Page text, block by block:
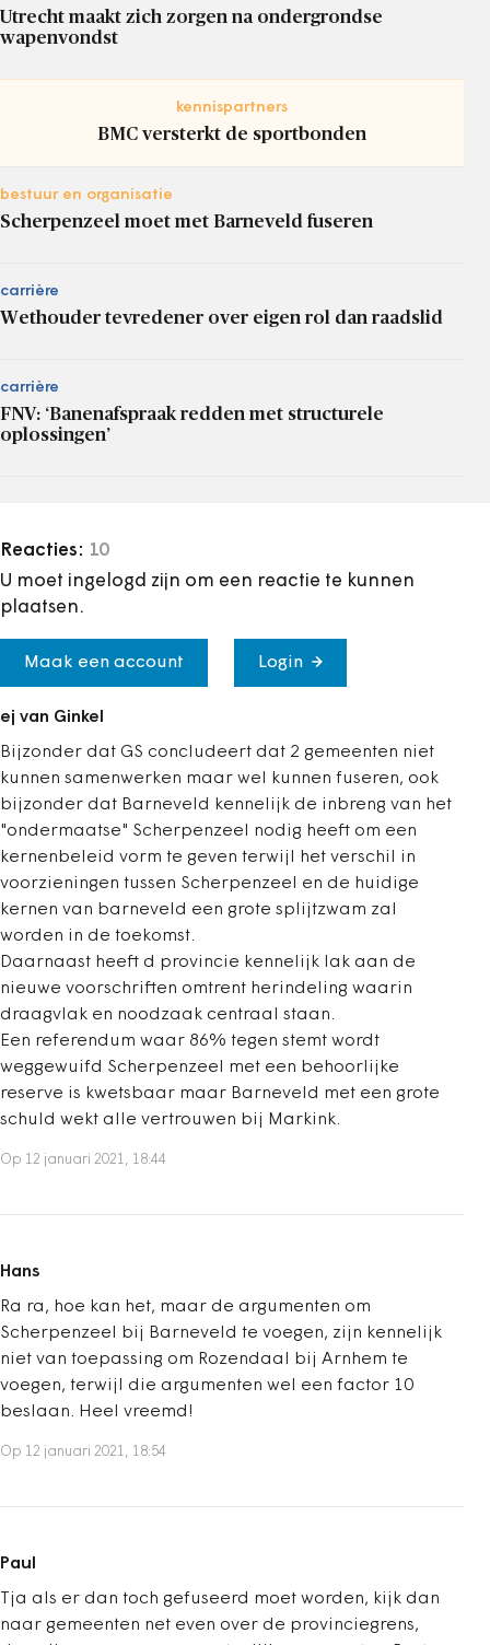
Utrecht maakt zich zorgen na ondergrondse
wapenvondst
kennispartners
BMC versterkt de sportbonden
bestuur en organisatie
Scherpenzeel moet met Barneveld fuseren
carrière
Wethouder tevredener over eigen rol dan raadslid
carrière
FNV: ‘Banenafspraak redden met structurele
oplossingen’
Reacties: 10
U moet ingelogd zijn om een reactie te kunnen
plaatsen.
Maak een account Login
ej van Ginkel
Bijzonder dat GS concludeert dat 2 gemeenten niet
kunnen samenwerken maar wel kunnen fuseren, ook
bijzonder dat Barneveld kennelijk de inbreng van het
"ondermaatse" Scherpenzeel nodig heeft om een
kernenbeleid vorm te geven terwijl het verschil in
voorzieningen tussen Scherpenzeel en de huidige
kernen van barneveld een grote splijtzwam zal
worden in de toekomst.
Daarnaast heeft d provincie kennelijk lak aan de
nieuwe voorschriften omtrent herindeling waarin
draagvlak en noodzaak centraal staan.
Een referendum waar 86% tegen stemt wordt
weggewuifd Scherpenzeel met een behoorlijke
reserve is kwetsbaar maar Barneveld met een grote
schuld wekt alle vertrouwen bij Markink.
Op 12 januari 2021, 18:44
Hans
Ra ra, hoe kan het, maar de argumenten om
Scherpenzeel bij Barneveld te voegen, zijn kennelijk
niet van toepassing om Rozendaal bij Arnhem te
voegen, terwijl die argumenten wel een factor 10
beslaan. Heel vreemd!
Op 12 januari 2021, 18:54
Paul
Tja als er dan toch gefuseerd moet worden, kijk dan
naar gemeenten net even over de provinciegrens,